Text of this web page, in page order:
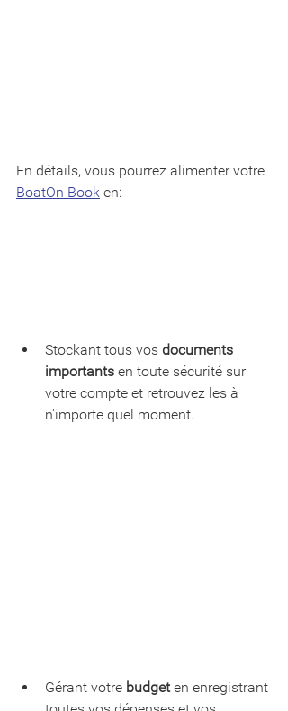
En détails, vous pourrez alimenter votre
BoatOn Book en:
Stockant tous vos documents
importants en toute sécurité sur
votre compte et retrouvez les à
n'importe quel moment.
Gérant votre budget en enregistrant